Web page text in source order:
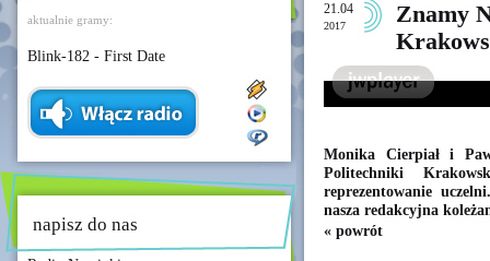
aktualnie gramy:
Blink-182 - First Date
napisz do nas
21.04
2017
Znamy
Monika Cierpiał i
Politechniki
reprezentowanie
nasza redakcyjna
« powrót